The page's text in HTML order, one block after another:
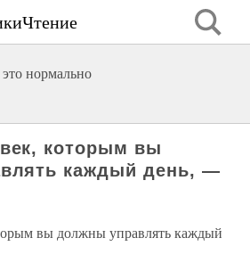
нормально
которым вы
каждый день, —
вы должны управлять каждый